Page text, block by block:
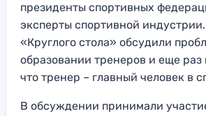
президенты спортивных
эксперты спортивной
«Круглого стола» обсудили
образовании тренеров и еще раз
что тренер – главный человек в
В обсуждении принимали